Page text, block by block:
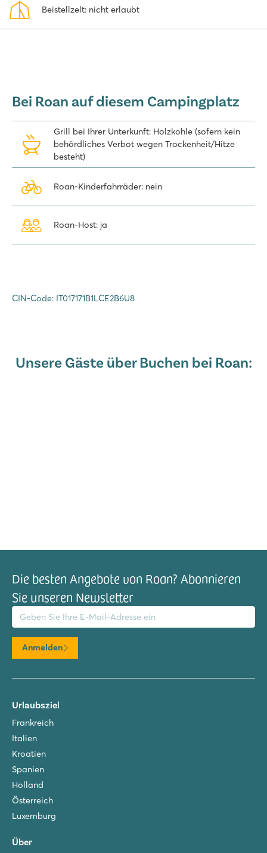
am Gardasee zu verbringen. Sie können direkt online buchen!
Beistellzelt: nicht erlaubt
Bei Roan auf diesem Campingplatz
Grill bei Ihrer Unterkunft: Holzkohle (sofern kein
behördliches Verbot wegen Trockenheit/Hitze
besteht)
Roan-Kinderfahrräder: nein
Roan-Host: ja
CIN-Code: IT017171B1LCE2B6U8
Unsere Gäste über Buchen bei Roan:
Die besten Angebote von Roan? Abonnieren
Sie unseren Newsletter
Adresse
Anmelden
Urlaubsziel
Frankreich
Italien
Kroatien
Spanien
Holland
Österreich
Luxemburg
Über